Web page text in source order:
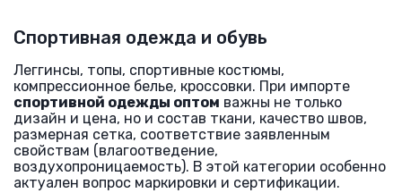
Спортивная одежда и обувь
Леггинсы, топы, спортивные костюмы,
компрессионное белье, кроссовки. При импорте
спортивной одежды оптом важны не только
дизайн и цена, но и состав ткани, качество швов,
размерная сетка, соответствие заявленным
свойствам (влагоотведение,
воздухопроницаемость). В этой категории особенно
актуален вопрос маркировки и сертификации.